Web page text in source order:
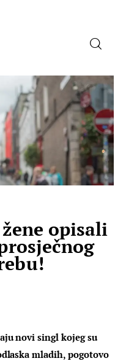
opisali
novi singl kojeg su
mladih, pogotovo